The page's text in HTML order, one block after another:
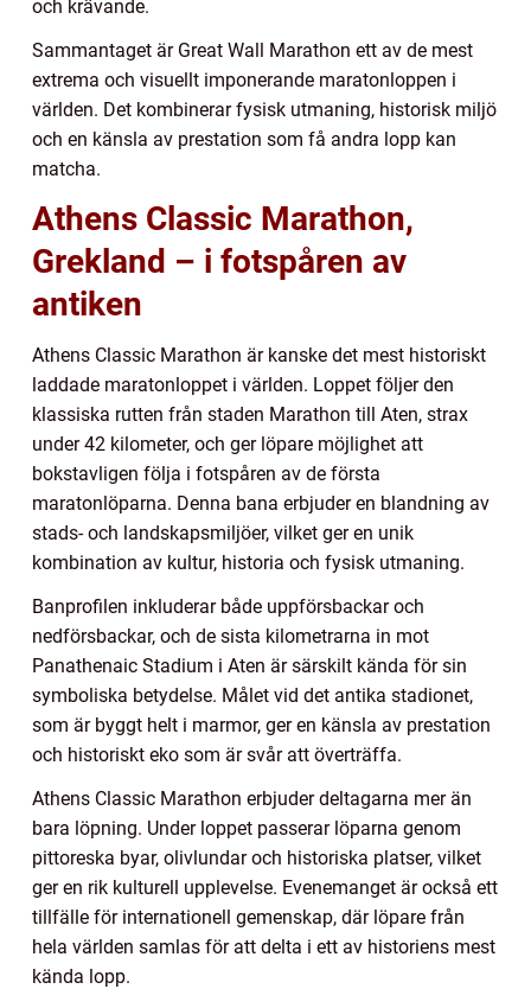
och krävande.
Sammantaget är Great Wall Marathon ett av de mest
extrema och visuellt imponerande maratonloppen i
världen. Det kombinerar fysisk utmaning, historisk miljö
och en känsla av prestation som få andra lopp kan
matcha.
Athens Classic Marathon,
Grekland – i fotspåren av
antiken
Athens Classic Marathon är kanske det mest historiskt
laddade maratonloppet i världen. Loppet följer den
klassiska rutten från staden Marathon till Aten, strax
under 42 kilometer, och ger löpare möjlighet att
bokstavligen följa i fotspåren av de första
maratonlöparna. Denna bana erbjuder en blandning av
stads- och landskapsmiljöer, vilket ger en unik
kombination av kultur, historia och fysisk utmaning.
Banprofilen inkluderar både uppförsbackar och
nedförsbackar, och de sista kilometrarna in mot
Panathenaic Stadium i Aten är särskilt kända för sin
symboliska betydelse. Målet vid det antika stadionet,
som är byggt helt i marmor, ger en känsla av prestation
och historiskt eko som är svår att överträffa.
Athens Classic Marathon erbjuder deltagarna mer än
bara löpning. Under loppet passerar löparna genom
pittoreska byar, olivlundar och historiska platser, vilket
ger en rik kulturell upplevelse. Evenemanget är också ett
tillfälle för internationell gemenskap, där löpare från
hela världen samlas för att delta i ett av historiens mest
kända lopp.